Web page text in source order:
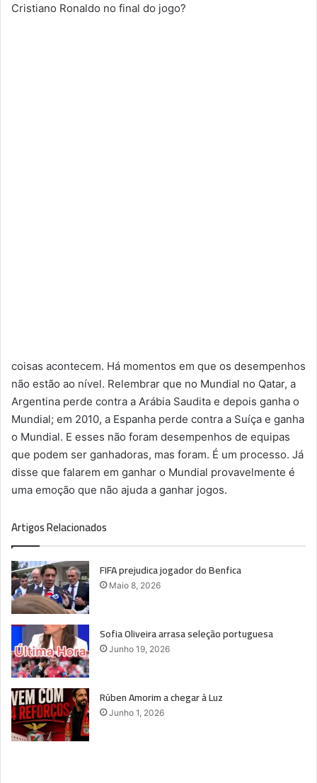
Cristiano Ronaldo no final do jogo?
coisas acontecem. Há momentos em que os desempenhos
não estão ao nível. Relembrar que no Mundial no Qatar, a
Argentina perde contra a Arábia Saudita e depois ganha o
Mundial; em 2010, a Espanha perde contra a Suíça e ganha
o Mundial. E esses não foram desempenhos de equipas
que podem ser ganhadoras, mas foram. É um processo. Já
disse que falarem em ganhar o Mundial provavelmente é
uma emoção que não ajuda a ganhar jogos.
Artigos Relacionados
FIFA prejudica jogador do Benfica
Maio 8, 2026
Sofia Oliveira arrasa seleção portuguesa
Junho 19, 2026
Rúben Amorim a chegar à Luz
Junho 1, 2026